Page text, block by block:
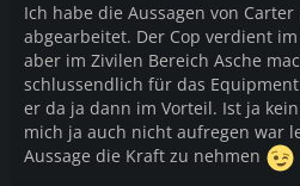
Ich habe die Aussagen von
abgearbeitet. Der Cop verdient
aber im Zivilen Bereich Asche
schlussendlich für das
er da ja dann im Vorteil. Ist ja
mich ja auch nicht aufregen war
Aussage die Kraft zu nehmen